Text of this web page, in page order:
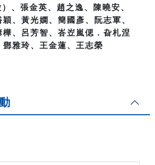
、張金英、趙之逸、陳曉安、
、黃光嫻、簡國彥、阮志軍、
樺、呂芳智、峇岦嵐偲．旮札涅
鄧雅玲、王金蓮、王志榮